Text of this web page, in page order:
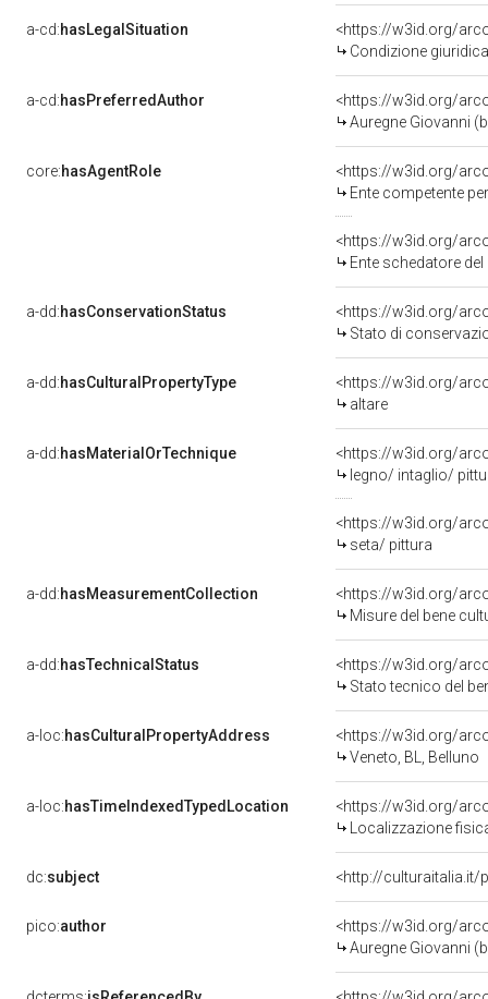
a-cd:hasLegalSituation
Condizione
a-cd:hasPreferredAuthor
<https://w3id.org/
Auregne Giovanni
core:hasAgentRole
<https://w3id.org/
Ente competente per tutela
<https://w3id.org/
Ente schedatore
a-dd:hasConservationStatus
<https://w3id.org/
Stato di
a-dd:hasCulturalPropertyType
<https://w3id.org/
altare
a-dd:hasMaterialOrTechnique
<https://w3id.org/
legno/ intaglio/
<https://w3id.org/
seta/ pittura
a-dd:hasMeasurementCollection
<https://w3id.org/
Misure del bene
a-dd:hasTechnicalStatus
<https://w3id.org/
Stato tecnico del
a-loc:hasCulturalPropertyAddress
<https://w3id.org/
Veneto, BL, Belluno
a-loc:hasTimeIndexedTypedLocation
<https://w3id.org/
Localizzazione
dc:subject <http://culturaitalia.it/
pico:author
<https://w3id.org/
Auregne Giovanni